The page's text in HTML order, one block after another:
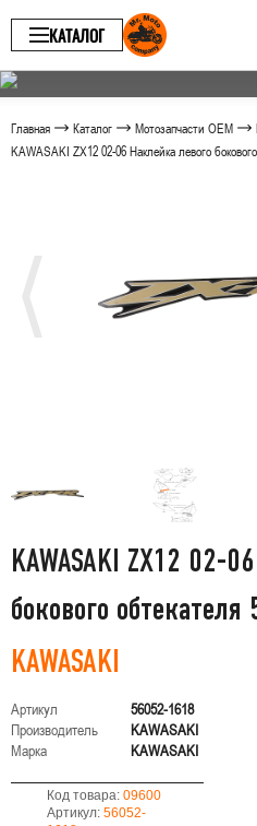
КАТАЛОГ
Главная Каталог Мотозапчасти OEM
KAWASAKI ZX12 02-06 Наклейка левого
KAWASAKI ZX12 02-
бокового
KAWASAKI
Артикул
56052-1618
Производитель
KAWASAKI
Марка
KAWASAKI
Код товара:09600
Артикул:56052-